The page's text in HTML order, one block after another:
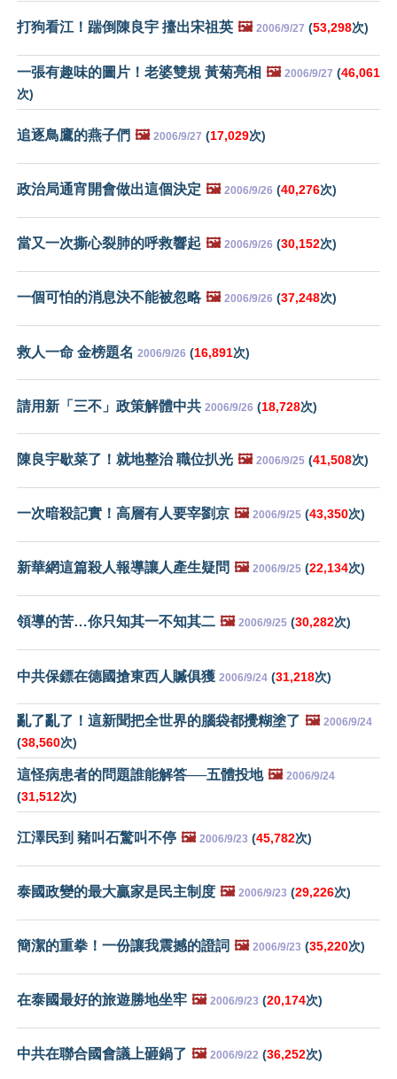
打狗看江！踹倒陳良宇 擡出宋祖英 🖼️ 2006/9/27 (53,298次)
一張有趣味的圖片！老婆雙規 黃菊亮相 🖼️ 2006/9/27 (46,061
次)
追逐鳥鷹的燕子們 🖼️ 2006/9/27 (17,029次)
政治局通宵開會做出這個決定 🖼️ 2006/9/26 (40,276次)
當又一次撕心裂肺的呼救響起 🖼️ 2006/9/26 (30,152次)
一個可怕的消息決不能被忽略 🖼️ 2006/9/26 (37,248次)
救人一命 金榜題名 2006/9/26 (16,891次)
請用新「三不」政策解體中共 2006/9/26 (18,728次)
陳良宇歇菜了！就地整治 職位扒光 🖼️ 2006/9/25 (41,508次)
一次暗殺記實！高層有人要宰劉京 🖼️ 2006/9/25 (43,350次)
新華網這篇殺人報導讓人產生疑問 🖼️ 2006/9/25 (22,134次)
領導的苦…你只知其一不知其二 🖼️ 2006/9/25 (30,282次)
中共保鏢在德國搶東西人贓俱獲 2006/9/24 (31,218次)
亂了亂了！這新聞把全世界的腦袋都攪糊塗了 🖼️ 2006/9/24
(38,560次)
這怪病患者的問題誰能解答──五體投地 🖼️ 2006/9/24
(31,512次)
江澤民到 豬叫石驚叫不停 🖼️ 2006/9/23 (45,782次)
泰國政變的最大贏家是民主制度 🖼️ 2006/9/23 (29,226次)
簡潔的重拳！一份讓我震撼的證詞 🖼️ 2006/9/23 (35,220次)
在泰國最好的旅遊勝地坐牢 🖼️ 2006/9/23 (20,174次)
中共在聯合國會議上砸鍋了 🖼️ 2006/9/22 (36,252次)